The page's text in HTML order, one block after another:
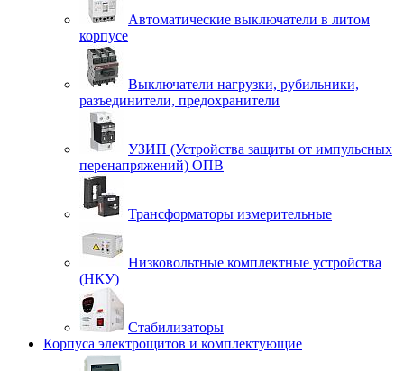
Автоматические выключатели в литом
корпусе
Выключатели нагрузки, рубильники,
разъединители, предохранители
УЗИП (Устройства защиты от импульсных
перенапряжений) ОПВ
Трансформаторы измерительные
Низковольтные комплектные устройства
(НКУ)
Стабилизаторы
Корпуса электрощитов и комплектующие